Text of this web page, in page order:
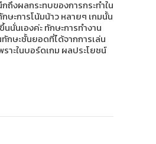
ถึงผลกระทบของการกระทำใน
ษะการโน้มน้าว หลายๆ เกมนั้น
นั่นเองค่ะ ทักษะการทำงาน
กษะชั้นยอดที่ได้จากการเล่น
าะในบอร์ดเกม ผลประโยชน์